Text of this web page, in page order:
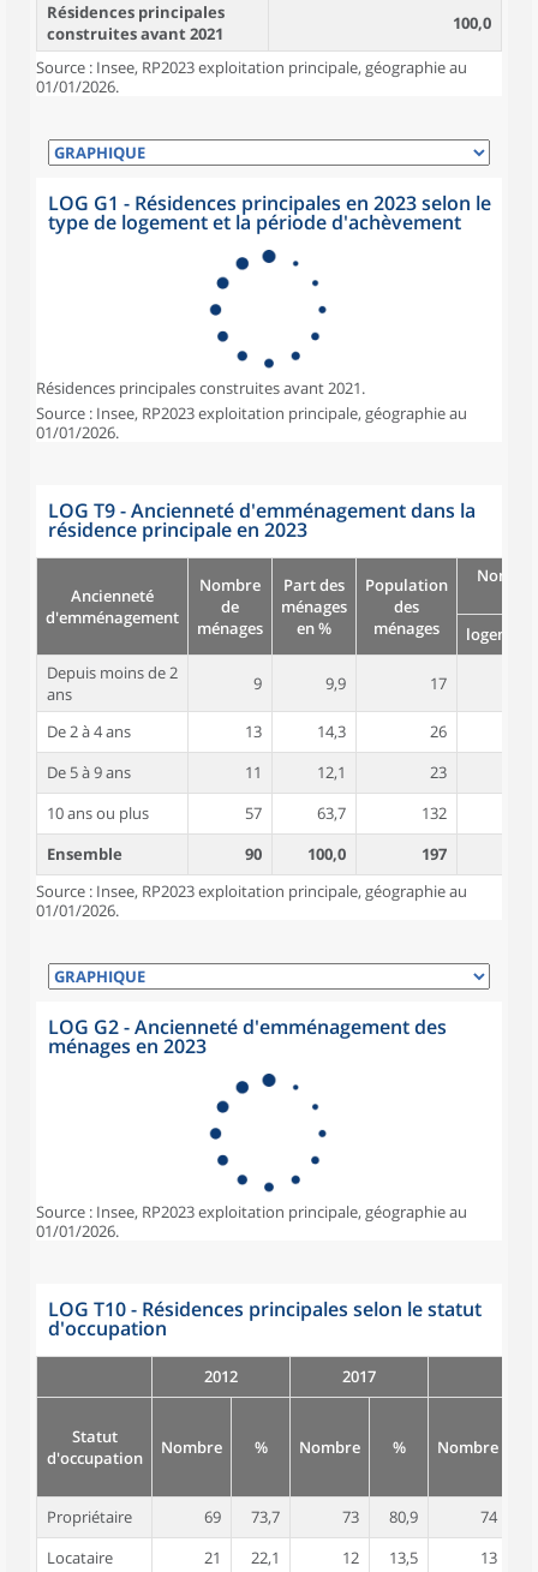
Résidences principales
construites avant 2021
100,0
Source : Insee, RP2023 exploitation principale, géographie au
01/01/2026.
LOG G1 - Résidences principales en 2023 selon le
type de logement et la période d'achèvement
Résidences principales construites avant 2021.
Source : Insee, RP2023 exploitation principale, géographie au
01/01/2026.
LOG T9 - Ancienneté d'emménagement dans la
résidence principale en 2023
Ancienneté
d'emménagement
Nombre
de
ménages
Part des
ménages
en %
Population
des
ménages
logement
Depuis moins de 2
ans
9 9,9 17
De 2 à 4 ans 13 14,3 26
De 5 à 9 ans
11 12,1 23
10 ans ou plus
57 63,7 132
Ensemble
90 100,0 197
Source : Insee, RP2023 exploitation principale, géographie au
01/01/2026.
LOG G2 - Ancienneté d'emménagement des
ménages en 2023
Source : Insee, RP2023 exploitation principale, géographie au
01/01/2026.
LOG T10 - Résidences principales selon le statut
d'occupation
2012 2017
Statut
d'occupation
Nombre % Nombre % Nombre
Propriétaire 69 73,7 73 80,9 74
Locataire
21 22,1 12 13,5 13